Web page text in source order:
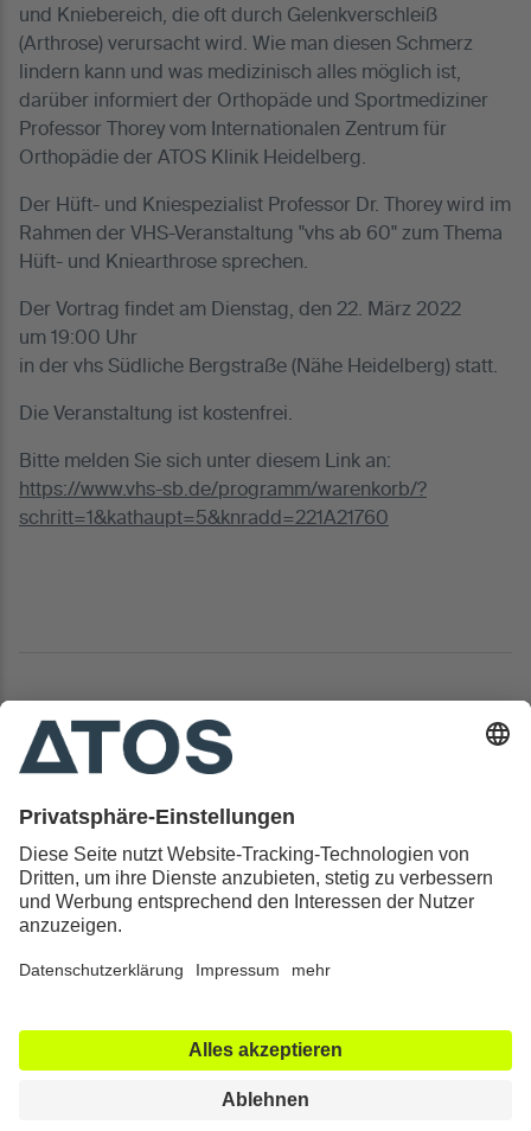
und Kniebereich, die oft durch Gelenkverschleiß
(Arthrose) verursacht wird. Wie man diesen Schmerz
lindern kann und was medizinisch alles möglich ist,
darüber informiert der Orthopäde und Sportmediziner
Professor Thorey vom Internationalen Zentrum für
Orthopädie der ATOS Klinik Heidelberg.
Der Hüft- und Kniespezialist Professor Dr. Thorey wird im
Rahmen der VHS-Veranstaltung "vhs ab 60" zum Thema
Hüft- und Kniearthrose sprechen.
Der Vortrag findet am Dienstag, den 22. März 2022
um 19:00 Uhr
in der vhs Südliche Bergstraße (Nähe Heidelberg) statt.
Die Veranstaltung ist kostenfrei.
Bitte melden Sie sich unter diesem Link an:
https://www.vhs-sb.de/programm/warenkorb/?
schritt=1&kathaupt=5&knradd=221A21760
Kontakt & Rechtliches
Alle ATOS Kliniken